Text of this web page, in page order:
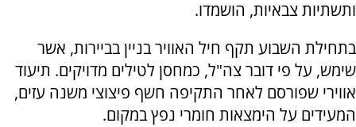
ותשתיות צבאיות, הושמדו.
בתחילת השבוע תקף חיל האוויר בניין בביירות, אשר
שימש, על פי דובר צה"ל, כמחסן לטילים מדויקים. תיעוד
אווירי שפורסם לאחר התקיפה חשף פיצוצי משנה עזים,
המעידים על הימצאות חומרי נפץ במקום.